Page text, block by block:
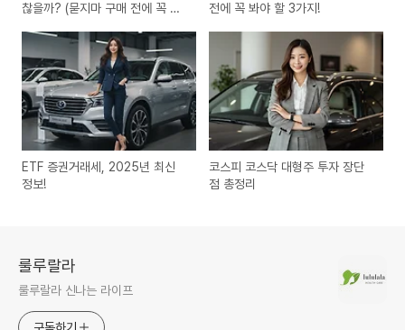
찮을까? (묻지마 구매 전에 꼭 봐
전에 꼭 봐야 할 3가지!
ETF 증권거래세, 2025년 최신
정보!
코스피 코스닥 대형주 투자 장단
점 총정리
룰루랄라
룰루랄라 신나는 라이프